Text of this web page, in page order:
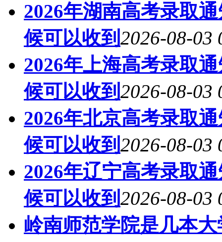
2026年湖南高考录取
候可以收到 2026-08-03
2026年上海高考录取
候可以收到 2026-08-03
2026年北京高考录取
候可以收到 2026-08-03
2026年辽宁高考录取
候可以收到 2026-08-03
岭南师范学院是几本